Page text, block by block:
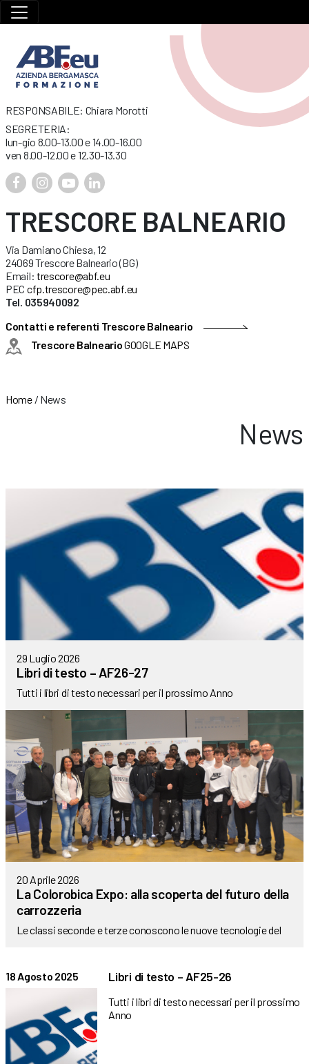
RESPONSABILE: Chiara Morotti
SEGRETERIA:
lun-gio 8.00-13.00 e 14.00-16.00
ven 8.00-12.00 e 12.30-13.30
TRESCORE BALNEARIO
Via Damiano Chiesa, 12
24069 Trescore Balneario (BG)
Email: trescore@abf.eu
PEC cfp.trescore@pec.abf.eu
Tel. 035940092
Contatti e referenti Trescore Balneario
Trescore BalnearioGOOGLE MAPS
Home/ News
News
29 Luglio 2026
Libri di testo – AF26-27
Tutti i libri di testo necessari per il prossimo Anno
20 Aprile 2026
La Colorobica Expo: alla scoperta del futuro della
carrozzeria
Le classi seconde e terze conoscono le nuove tecnologie del
18 Agosto 2025 Libri di testo – AF25-26
Tutti i libri di testo necessari per il prossimo
Anno